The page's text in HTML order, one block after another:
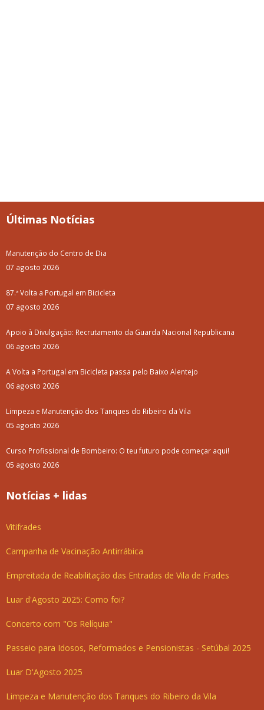
Últimas Notícias
Manutenção do Centro de Dia
07 agosto 2026
87.ª Volta a Portugal em Bicicleta
07 agosto 2026
Apoio à Divulgação: Recrutamento da Guarda Nacional Republicana
06 agosto 2026
A Volta a Portugal em Bicicleta passa pelo Baixo Alentejo
06 agosto 2026
Limpeza e Manutenção dos Tanques do Ribeiro da Vila
05 agosto 2026
Curso Profissional de Bombeiro: O teu futuro pode começar aqui!
05 agosto 2026
Notícias + lidas
Vitifrades
Campanha de Vacinação Antirrábica
Empreitada de Reabilitação das Entradas de Vila de Frades
Luar d'Agosto 2025: Como foi?
Concerto com "Os Relíquia"
Passeio para Idosos, Reformados e Pensionistas - Setúbal 2025
Luar D'Agosto 2025
Limpeza e Manutenção dos Tanques do Ribeiro da Vila